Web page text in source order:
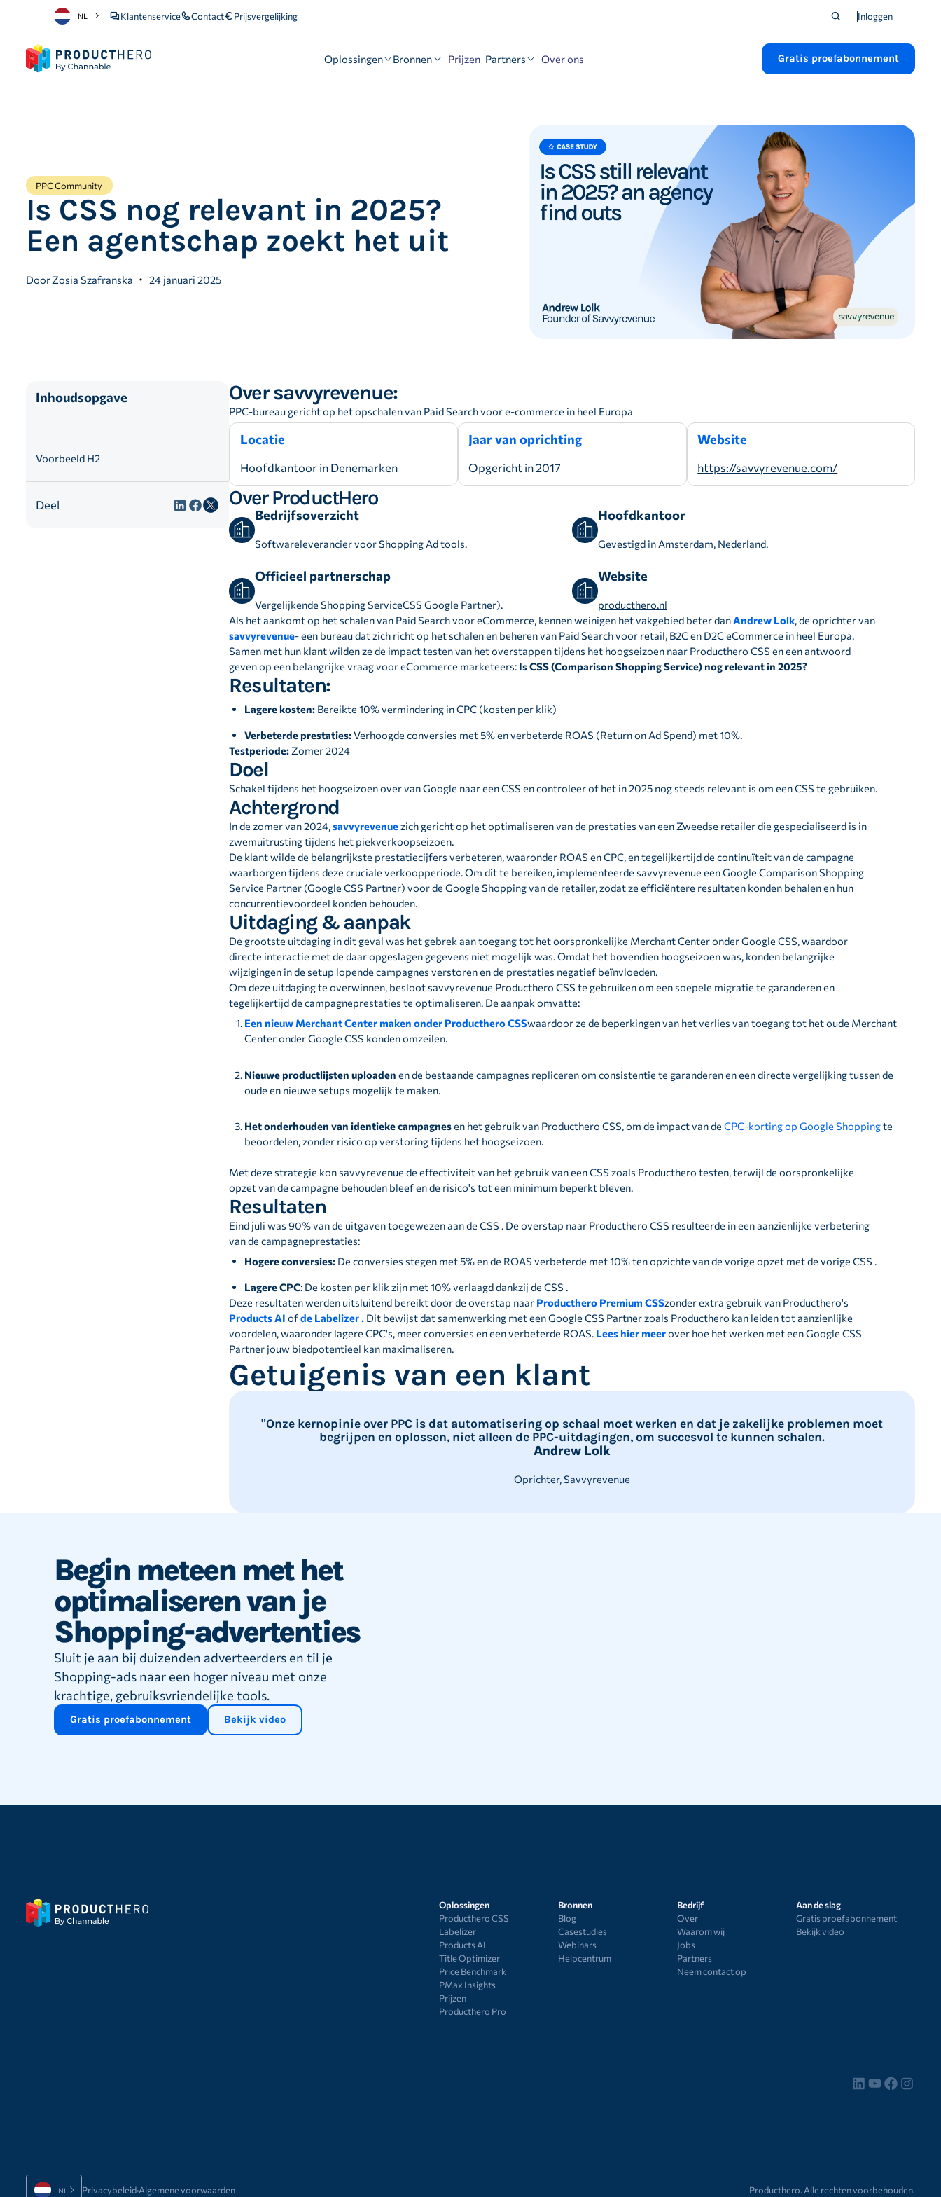
NL Klantenservice Contact Prijsvergelijking Inloggen
Oplossingen Bronnen Prijzen Partners Over ons Gratis proefabonnement
PPC Community
Is CSS nog relevant in 2025?
Een agentschap zoekt het uit
DoorZosia Szafranska 24 januari 2025
Inhoudsopgave
Voorbeeld H2
Deel
Over savvyrevenue:
PPC-bureau gericht op het opschalen van Paid Search voor e-commerce in heel Europa
Locatie
Hoofdkantoor in Denemarken
Jaar van oprichting
Opgericht in 2017
Website
https://savvyrevenue.com/
Over ProductHero
Bedrijfsoverzicht
Softwareleverancier voor Shopping Ad tools.
Hoofdkantoor
Gevestigd in Amsterdam, Nederland.
Officieel partnerschap
Vergelijkende Shopping ServiceCSS Google Partner).
Website
producthero.nl
Als het aankomt op het schalen van Paid Search voor eCommerce, kennen weinigen het vakgebied beter danAndrew Lolk, de oprichter van
savvyrevenue- een bureau dat zich richt op het schalen en beheren van Paid Search voor retail, B2C en D2C eCommerce in heel Europa.
Samen met hun klant wilden ze de impact testen van het overstappen tijdens het hoogseizoen naar Producthero CSS en een antwoord
geven op een belangrijke vraag voor eCommerce marketeers: Is CSS (Comparison Shopping Service) nog relevant in 2025?
Resultaten:
Lagere kosten: Bereikte 10% vermindering in CPC (kosten per klik)
Verbeterde prestaties:Verhoogde conversies met 5% en verbeterde ROAS (Return on Ad Spend) met 10%.
Testperiode:Zomer 2024
Doel
Schakel tijdens het hoogseizoen over van Google naar een CSS en controleer of het in 2025 nog steeds relevant is om een CSS te gebruiken.
Achtergrond
In de zomer van 2024,savvyrevenuezich gericht op het optimaliseren van de prestaties van een Zweedse retailer die gespecialiseerd is in
zwemuitrusting tijdens het piekverkoopseizoen.
De klant wilde de belangrijkste prestatiecijfers verbeteren, waaronder ROAS en CPC, en tegelijkertijd de continuïteit van de campagne
waarborgen tijdens deze cruciale verkoopperiode. Om dit te bereiken, implementeerde savvyrevenue een Google Comparison Shopping
Service Partner (Google CSS Partner) voor de Google Shopping van de retailer, zodat ze efficiëntere resultaten konden behalen en hun
concurrentievoordeel konden behouden.
Uitdaging & aanpak
De grootste uitdaging in dit geval was het gebrek aan toegang tot het oorspronkelijke Merchant Center onder Google CSS, waardoor
directe interactie met de daar opgeslagen gegevens niet mogelijk was. Omdat het bovendien hoogseizoen was, konden belangrijke
wijzigingen in de setup lopende campagnes verstoren en de prestaties negatief beïnvloeden.
Om deze uitdaging te overwinnen, besloot savvyrevenue Producthero CSS te gebruiken om een soepele migratie te garanderen en
tegelijkertijd de campagneprestaties te optimaliseren. De aanpak omvatte:
Een nieuw Merchant Center maken onder Producthero CSSwaardoor ze de beperkingen van het verlies van toegang tot het oude Merchant
Center onder Google CSS konden omzeilen.
Nieuwe productlijsten uploadenen de bestaande campagnes repliceren om consistentie te garanderen en een directe vergelijking tussen de
oude en nieuwe setups mogelijk te maken.
Het onderhouden van identieke campagnesen het gebruik van Producthero CSS, om de impact van deCPC-korting op Google Shoppingte
beoordelen, zonder risico op verstoring tijdens het hoogseizoen.
Met deze strategie kon savvyrevenue de effectiviteit van het gebruik van een CSS zoals Producthero testen, terwijl de oorspronkelijke
opzet van de campagne behouden bleef en de risico's tot een minimum beperkt bleven.
Resultaten
Eind juli was 90% van de uitgaven toegewezen aan de CSS . De overstap naar Producthero CSS resulteerde in een aanzienlijke verbetering
van de campagneprestaties:
Hogere conversies: De conversies stegen met 5% en de ROAS verbeterde met 10% ten opzichte van de vorige opzet met de vorige CSS .
Lagere CPC: De kosten per klik zijn met 10% verlaagd dankzij de CSS .
Deze resultaten werden uitsluitend bereikt door de overstap naar Producthero Premium CSSzonder extra gebruik van Producthero's
Products AI ofde Labelizer . Dit bewijst dat samenwerking met een Google CSS Partner zoals Producthero kan leiden tot aanzienlijke
voordelen, waaronder lagere CPC's, meer conversies en een verbeterde ROAS. Lees hier meerover hoe het werken met een Google CSS
Partner jouw biedpotentieel kan maximaliseren.
Getuigenis van een klant
"Onze kernopinie over PPC is dat automatisering op schaal moet werken en dat je zakelijke problemen moet
begrijpen en oplossen, niet alleen de PPC-uitdagingen, om succesvol te kunnen schalen.
Andrew Lolk
Oprichter, Savvyrevenue
Begin meteen met het
optimaliseren van je
Shopping-advertenties
Sluit je aan bij duizenden adverteerders en til je
Shopping-ads naar een hoger niveau met onze
krachtige, gebruiksvriendelijke tools.
Gratis proefabonnement Bekijk video
Oplossingen
Producthero CSS
Labelizer
Products AI
Title Optimizer
Price Benchmark
PMax Insights
Prijzen
Producthero Pro
Bronnen
Blog
Casestudies
Webinars
Helpcentrum
Bedrijf
Over
Waarom wij
Jobs
Partners
Neem contact op
Aan de slag
Gratis proefabonnement
Bekijk video
NL Privacybeleid Algemene voorwaarden Producthero. Alle rechten voorbehouden.